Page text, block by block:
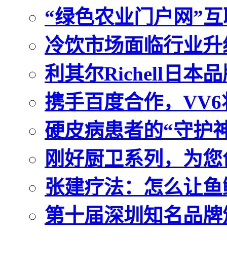
“绿色农业门户网”
冷饮市场面临行业
利其尔Richell日本
携手百度合作，
硬皮病患者的“守护
刚好厨卫系列，为
张建疗法：怎么让
第十届深圳知名品